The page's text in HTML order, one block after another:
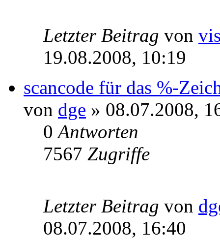
Letzter Beitrag von
19.08.2008, 10:19
scancode für das %-
von dge » 08.07.2008,
0Antworten
7567 Zugriffe
Letzter Beitrag von
08.07.2008, 16:40